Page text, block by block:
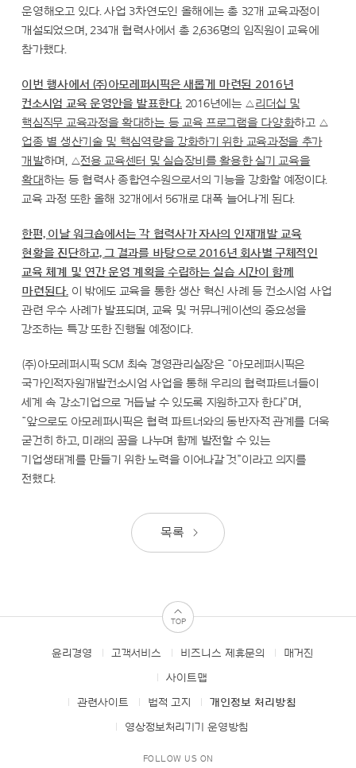
운영해오고 있다. 사업 3차연도인 올해에는 총 32개 교육과정이
개설되었으며, 234개 협력사에서 총 2,636명의 임직원이 교육에
참가했다.
이번 행사에서 ㈜아모레퍼시픽은 새롭게 마련된 2016년
컨소시엄 교육 운영안을 발표한다. 2016년에는 △리더십 및
핵심직무 교육과정을 확대하는 등 교육 프로그램을 다양화하고 △
업종 별 생산기술 및 핵심역량을 강화하기 위한 교육과정을 추가
개발하며, △전용 교육센터 및 실습장비를 활용한 실기 교육을
확대하는 등 협력사 종합연수원으로서의 기능을 강화할 예정이다.
교육 과정 또한 올해 32개에서 56개로 대폭 늘어나게 된다.
한편, 이날 워크숍에서는 각 협력사가 자사의 인재개발 교육
현황을 진단하고, 그 결과를 바탕으로 2016년 회사별 구체적인
교육 체계 및 연간 운영 계획을 수립하는 실습 시간이 함께
마련된다.이 밖에도 교육을 통한 생산 혁신 사례 등 컨소시엄 사업
관련 우수 사례가 발표되며, 교육 및 커뮤니케이션의 중요성을
강조하는 특강 또한 진행될 예정이다.
㈜아모레퍼시픽 SCM 최숙 경영관리실장은 “아모레퍼시픽은
국가인적자원개발컨소시엄 사업을 통해 우리의 협력파트너들이
세계 속 강소기업으로 거듭날 수 있도록 지원하고자 한다”며,
“앞으로도 아모레퍼시픽은 협력 파트너와의 동반자적 관계를 더욱
굳건히 하고, 미래의 꿈을 나누며 함께 발전할 수 있는
기업생태계를 만들기 위한 노력을 이어나갈 것”이라고 의지를
전했다.
목록
TOP
FOOTER윤리경영 고객서비스 비즈니스 제휴문의 매거진
사이트맵
관련사이트 법적 고지 개인정보 처리방침
영상정보처리기기 운영방침
FOLLOW US ON